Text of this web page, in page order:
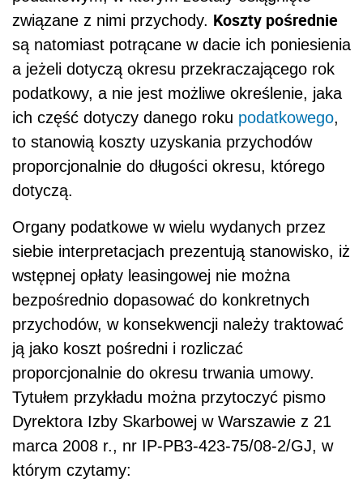
związane z nimi przychody. Koszty pośrednie
są natomiast potrącane w dacie ich poniesienia
a jeżeli dotyczą okresu przekraczającego rok
podatkowy, a nie jest możliwe określenie, jaka
ich część dotyczy danego roku podatkowego,
to stanowią koszty uzyskania przychodów
proporcjonalnie do długości okresu, którego
dotyczą.
Organy podatkowe w wielu wydanych przez
siebie interpretacjach prezentują stanowisko, iż
wstępnej opłaty leasingowej nie można
bezpośrednio dopasować do konkretnych
przychodów, w konsekwencji należy traktować
ją jako koszt pośredni i rozliczać
proporcjonalnie do okresu trwania umowy.
Tytułem przykładu można przytoczyć pismo
Dyrektora Izby Skarbowej w Warszawie z 21
marca 2008 r., nr IP-PB3-423-75/08-2/GJ, w
którym czytamy: